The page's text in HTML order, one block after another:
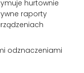
hurtownie
raporty
odznaczeniami